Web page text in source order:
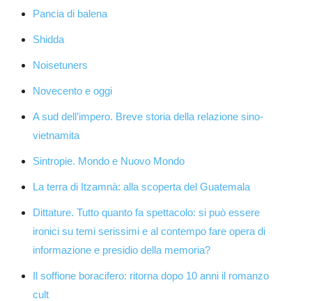
Pancia di balena
Shidda
Noisetuners
Novecento e oggi
A sud dell’impero. Breve storia della relazione sino-
vietnamita
Sintropie. Mondo e Nuovo Mondo
La terra di Itzamnà: alla scoperta del Guatemala
Dittature. Tutto quanto fa spettacolo: si può essere
ironici su temi serissimi e al contempo fare opera di
informazione e presidio della memoria?
Il soffione boracifero: ritorna dopo 10 anni il romanzo
cult